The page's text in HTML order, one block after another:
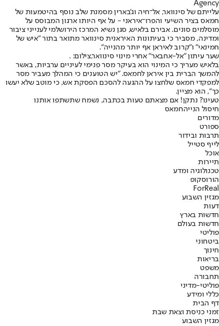
Agency
עלייתם של סינוואר, אל־חיה וג'בארין מסמנת שלב נוסף בהיטמעות של
חמאס בציר השיעי והפרו־איראני - על אף היותו ארגון המבוסס על
מוסלמים סונים. אבירם בלאיש, סגן נשיא המרכז הירושלמי לענייני ציבור
ומדינה, מסביר כי בעיתונות האיראנית סינוואר מתואר בתור "איש של
חמינאי" ו"קרוב לאיראן אף יותר מהנייה".
שער עיתון "אל-אחבאר" אחרי מינוי סינוואר,צילום: .
בלאיש מעריך כי המינוי הוא בעיקר מסר פנימי לעיניים ערביות, באשר
להמשך הברית בין איראן לחמאס. "יש הטוענים כי המהלך מעביר מסר
למפקדי חמאס שלחצו על ההגעה להסכם הפסקת אש, כי מוטב שלא יעשו
כך", הוא מציין.
טעינו? נתקן! אם מצאתם טעות בכתבה, נשמח שתשתפו אותנו
חיסול הנייהחמאס
מדורים
ספורט
תרבות ובידור
לייף סטייל
אוכל
תיירות
טכנולוגיה ומדע
הורוסקופ
ForReal
מגזין השבוע
דעות
חדשות בארץ
חדשות בעולם
פוליטי
ביטחוני
חינוך
בריאות
משפט
תחבורה
פוליטי-מדיני
כללי ומידע
דף הבית
זמני כניסת וצאת שבת
מגזין השבוע